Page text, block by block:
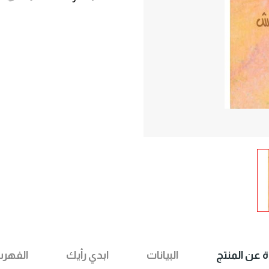
عن المنتج البيانات ابدي رأيك